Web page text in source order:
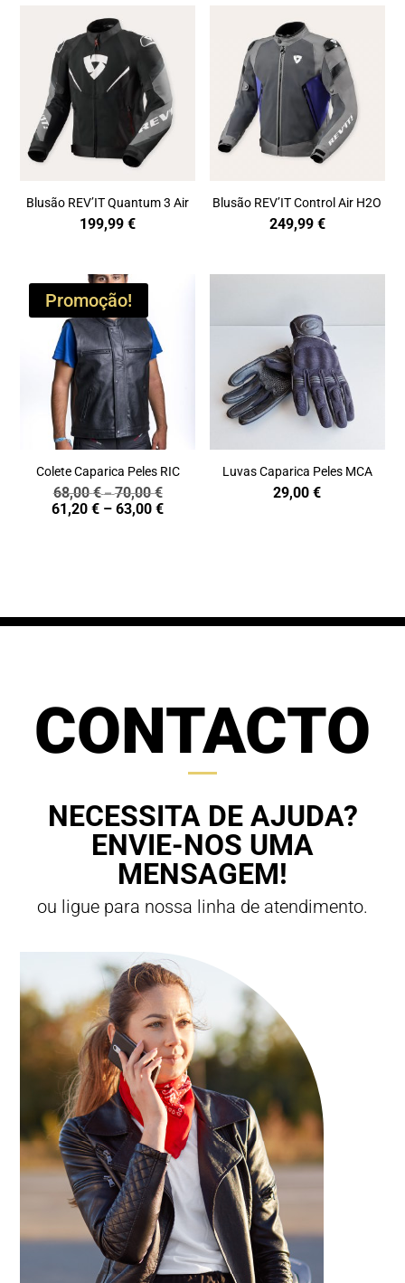
Blusão REV’IT Quantum 3 Air
199,99€
Blusão REV’IT Control Air H2O
249,99 €
Promoção!
Colete Caparica Peles RIC
68,00€–70,00€Price
range:
61,20€ – 63,00€Price
Luvas Caparica Peles MCA
29,00€
CONTACTO
NECESSITA DE AJUDA?
ENVIE-NOS UMA
MENSAGEM!
ou ligue para nossa linha de atendimento.